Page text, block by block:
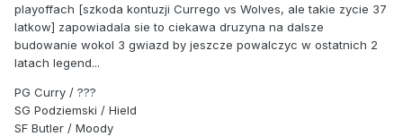
playoffach [szkoda kontuzji Currego vs Wolves, ale takie zycie 37
latkow] zapowiadala sie to ciekawa druzyna na dalsze
budowanie wokol 3 gwiazd by jeszcze powalczyc w ostatnich 2
latach legend...
PG Curry / ???
SG Podziemski / Hield
SF Butler / Moody